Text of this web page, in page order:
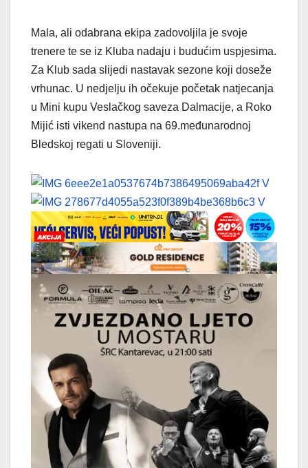
Mala, ali odabrana ekipa zadovoljila je svoje
trenere te se iz Kluba nadaju i budućim uspjesima.
Za Klub sada slijedi nastavak sezone koji doseže
vrhunac. U nedjelju ih očekuje početak natjecanja
u Mini kupu Veslačkog saveza Dalmacije, a Roko
Mijić isti vikend nastupa na 69.međunarodnoj
Bledskoj regati u Sloveniji.